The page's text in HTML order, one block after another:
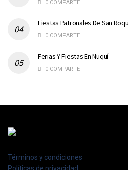
0 COMPARTE
Fiestas Patronales De San
0 COMPARTE
Ferias Y Fiestas En Nuquí
0 COMPARTE
Términos y condiciones